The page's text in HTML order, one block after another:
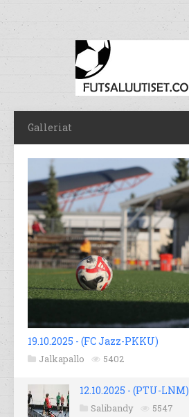
Galleriat
19.10.2025 - (FC Jazz-PKKU)
Jalkapallo 5402
12.10.2025 - (PTU-LNM)
Salibandy 5547